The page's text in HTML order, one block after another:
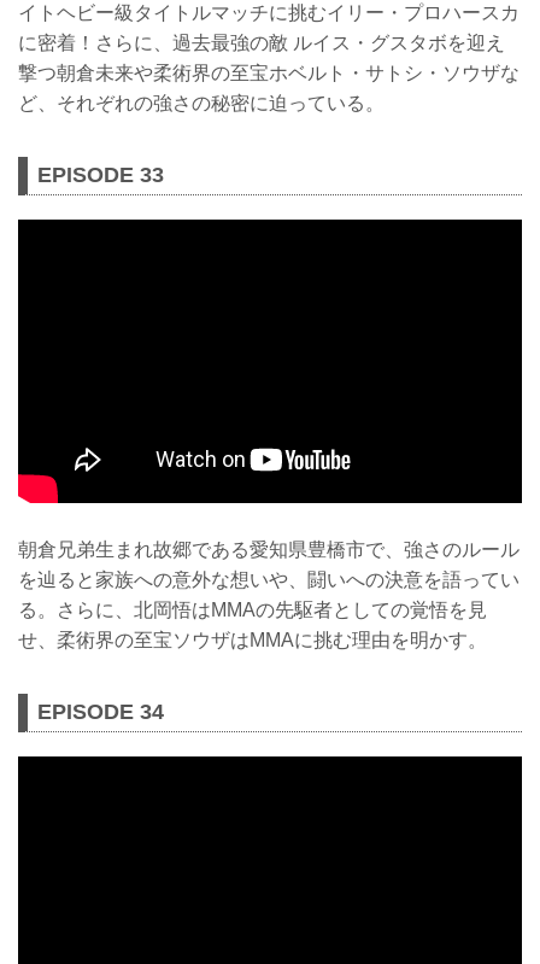
イトヘビー級タイトルマッチに挑むイリー・プロハースカ
に密着！さらに、過去最強の敵 ルイス・グスタボを迎え
撃つ朝倉未来や柔術界の至宝ホベルト・サトシ・ソウザな
ど、それぞれの強さの秘密に迫っている。
EPISODE 33
朝倉兄弟生まれ故郷である愛知県豊橋市で、強さのルール
を辿ると家族への意外な想いや、闘いへの決意を語ってい
る。さらに、北岡悟はMMAの先駆者としての覚悟を見
せ、柔術界の至宝ソウザはMMAに挑む理由を明かす。
EPISODE 34